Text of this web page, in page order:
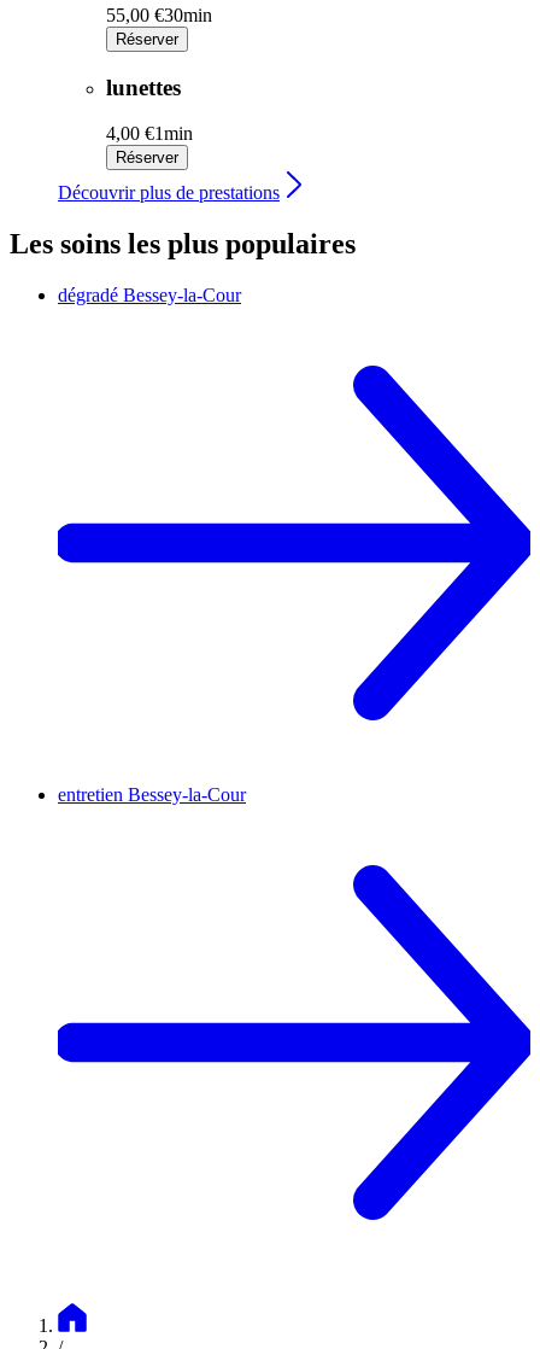
55,00 €30min
Réserver
lunettes
4,00 €1min
Réserver
Découvrir plus de prestations
Les soins les plus populaires
dégradé Bessey-la-Cour
entretien Bessey-la-Cour